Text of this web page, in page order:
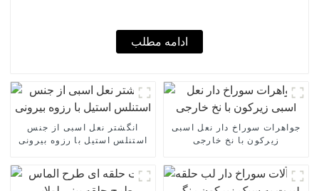
ادامه مطلب
انگشتر نعل اسبی از جنس
استنلس استیل با رزوه بیرونی
جواهرات سوراخ دار نعل اسبی
زیرکون با نخ خارجی